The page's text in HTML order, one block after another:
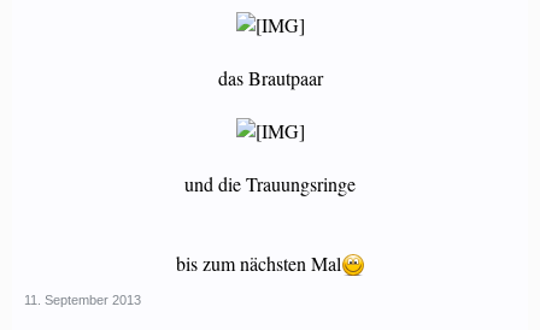
das Brautpaar
und die Trauungsringe
bis zum nächsten Mal
11. September 2013